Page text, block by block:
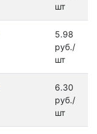
шт
5.98
руб./
шт
6.30
руб./
шт